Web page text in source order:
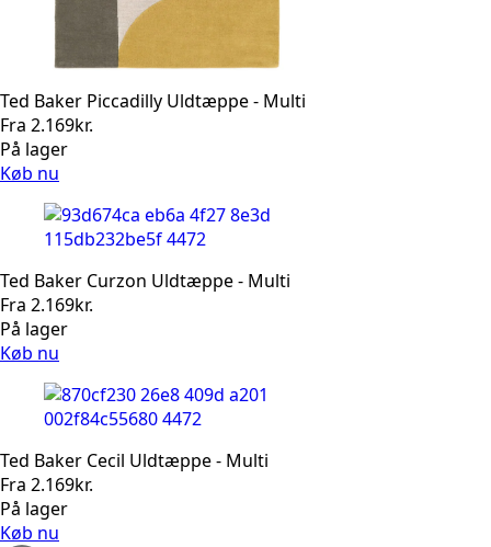
Ted Baker Piccadilly Uldtæppe - Multi
Fra 2.169kr.
På lager
Køb nu
Ted Baker Curzon Uldtæppe - Multi
Fra 2.169kr.
På lager
Køb nu
Ted Baker Cecil Uldtæppe - Multi
Fra 2.169kr.
På lager
Køb nu